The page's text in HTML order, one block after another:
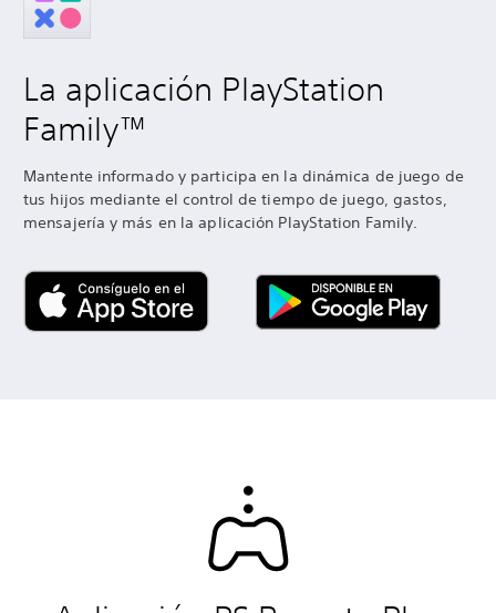
La aplicación PlayStation
Family™
Mantente informado y participa en la dinámica de juego de
tus hijos mediante el control de tiempo de juego, gastos,
mensajería y más en la aplicación PlayStation Family.